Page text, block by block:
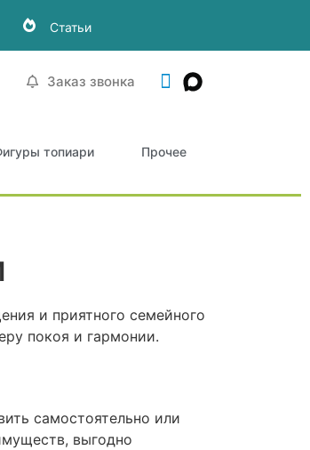
Статьи
Заказ звонка
топиари Прочее
и приятного семейного
покоя и гармонии.
самостоятельно или
выгодно